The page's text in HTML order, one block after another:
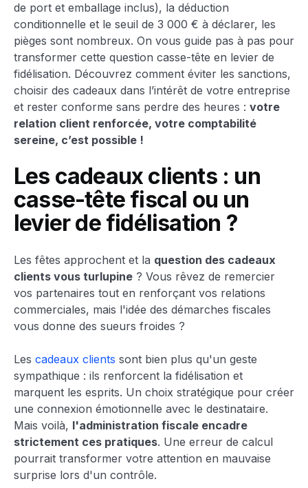
de port et emballage inclus), la déduction
conditionnelle et le seuil de 3 000 € à déclarer, les
pièges sont nombreux. On vous guide pas à pas pour
transformer cette question casse-tête en levier de
fidélisation. Découvrez comment éviter les sanctions,
choisir des cadeaux dans l’intérêt de votre entreprise
et rester conforme sans perdre des heures : votre
relation client renforcée, votre comptabilité
sereine, c’est possible !
Les cadeaux clients : un
casse-tête fiscal ou un
levier de fidélisation ?
Les fêtes approchent et la question des cadeaux
clients vous turlupine ? Vous rêvez de remercier
vos partenaires tout en renforçant vos relations
commerciales, mais l'idée des démarches fiscales
vous donne des sueurs froides ?
Les cadeaux clients sont bien plus qu'un geste
sympathique : ils renforcent la fidélisation et
marquent les esprits. Un choix stratégique pour créer
une connexion émotionnelle avec le destinataire.
Mais voilà, l'administration fiscale encadre
strictement ces pratiques. Une erreur de calcul
pourrait transformer votre attention en mauvaise
surprise lors d'un contrôle.